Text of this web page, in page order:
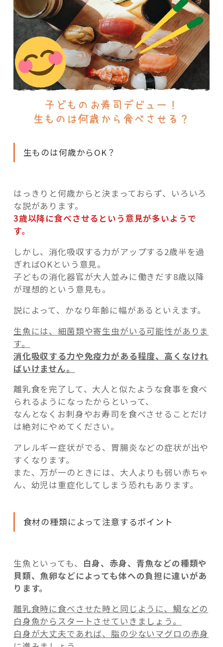
生ものは何歳からOK？
はっきりと何歳からと決まっておらず、いろいろ
な説があります。
3歳以降に食べさせるという意見が多いようで
す。
しかし、消化吸収する力がアップする2歳半を過
ぎればOKという意見。
子どもの消化器官が大人並みに働きだす8歳以降
が理想的という意見も。
説によって、かなり年齢に幅があるといえます。
生魚には、細菌類や寄生虫がいる可能性がありま
す。
消化吸収する力や免疫力がある程度、高くなけれ
ばいけません。
離乳食を完了して、大人と似たような食事を食べ
られるようになったからといって、
なんとなくお刺身やお寿司を食べさせることだけ
は絶対にやめてください。
アレルギー症状がでる、胃腸炎などの症状が出や
すくなります。
また、万が一のときには、大人よりも弱い赤ちゃ
ん、幼児は重症化してしまう恐れもあります。
食材の種類によって注意するポイント
生魚といっても、
白身、赤身、青魚などの種類や
貝類、魚卵などによっても体への負担に違いがあ
ります。
離乳食時に食べさせた時と同じように、鯛などの
白身魚からスタートさせていきましょう。
白身が大丈夫であれば、脂の少ないマグロの赤身